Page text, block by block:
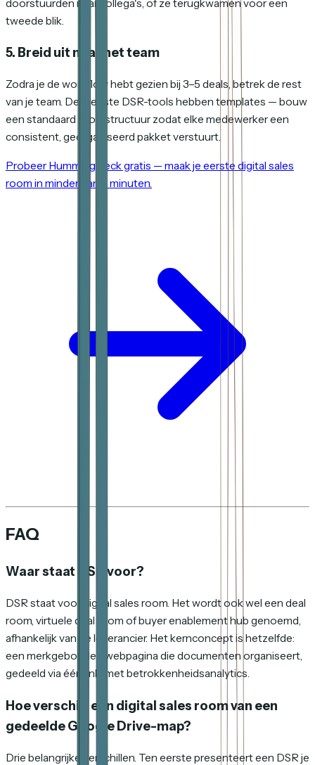
doorstuurden naar collega's, of ze terugkwamen voor een
tweede blik.
5. Breid uit naar het team
Zodra je de workflow hebt gezien bij 3–5 deals, betrek de rest
van je team. De meeste DSR-tools hebben templates — bouw
een standaard roomstructuur zodat elke medewerker een
consistent, georganiseerd pakket verstuurt.
Probeer HummingDeck gratis — maak je eerste digital sales
room in minder dan 5 minuten.
FAQ
Waar staat DSR voor?
DSR staat voor digital sales room. Het wordt ook wel een deal
room, virtuele deal room of buyer enablement hub genoemd,
afhankelijk van de leverancier. Het kernconcept is hetzelfde:
een merkgebonden webpagina die documenten organiseert,
gedeeld via één link, met betrokkenheidsanalytics.
Hoe verschilt een digital sales room van een
gedeelde Google Drive-map?
Drie belangrijke verschillen. Ten eerste presenteert een DSR je